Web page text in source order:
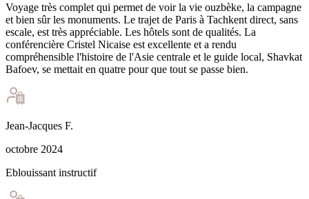
Voyage très complet qui permet de voir la vie ouzbèke, la campagne
et bien sûr les monuments. Le trajet de Paris à Tachkent direct, sans
escale, est très appréciable. Les hôtels sont de qualités. La
conférencière Cristel Nicaise est excellente et a rendu
compréhensible l'histoire de l'Asie centrale et le guide local, Shavkat
Bafoev, se mettait en quatre pour que tout se passe bien.
Jean-Jacques F.
octobre 2024
Eblouissant instructif